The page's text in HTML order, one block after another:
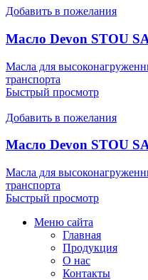
Добавить в пожелания
Масло Devon STOU
Масла для
транспорта
Быстрый просмотр
Добавить в пожелания
Масло Devon STOU
Масла для
транспорта
Быстрый просмотр
Меню сайта
Главная
Продукция
О нас
Контакты